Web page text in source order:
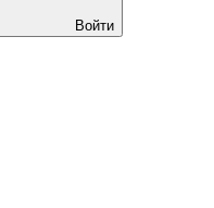
Войти